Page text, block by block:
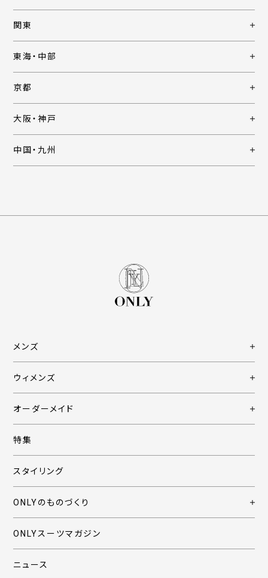
関東
東海・中部
京都
大阪・神戸
中国・九州
メンズ
ウィメンズ
オーダーメイド
特集
スタイリング
ONLYのものづくり
ONLYスーツマガジン
ニュース